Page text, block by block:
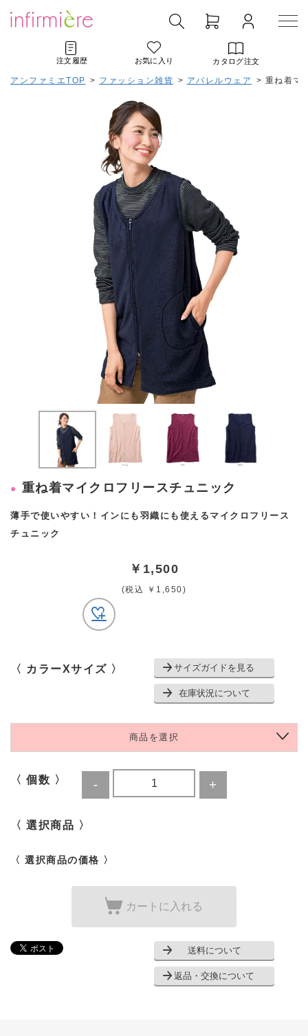
注文履歴 お気に入り カタログ注文
アンファミエTOP > ファッション雑貨 > アパレルウェア > 重ね着マ
重ね着マイクロフリースチュニック
薄手で使いやすい！インにも羽織にも使えるマイクロフリース
チュニック
￥1,500
(税込 ￥1,650)
〈 カラーXサイズ 〉 サイズガイドを見る
在庫状況について
商品を選択
〈 個数 〉
〈 選択商品 〉
〈 選択商品の価格 〉
カートに入れる
送料について
返品・交換について